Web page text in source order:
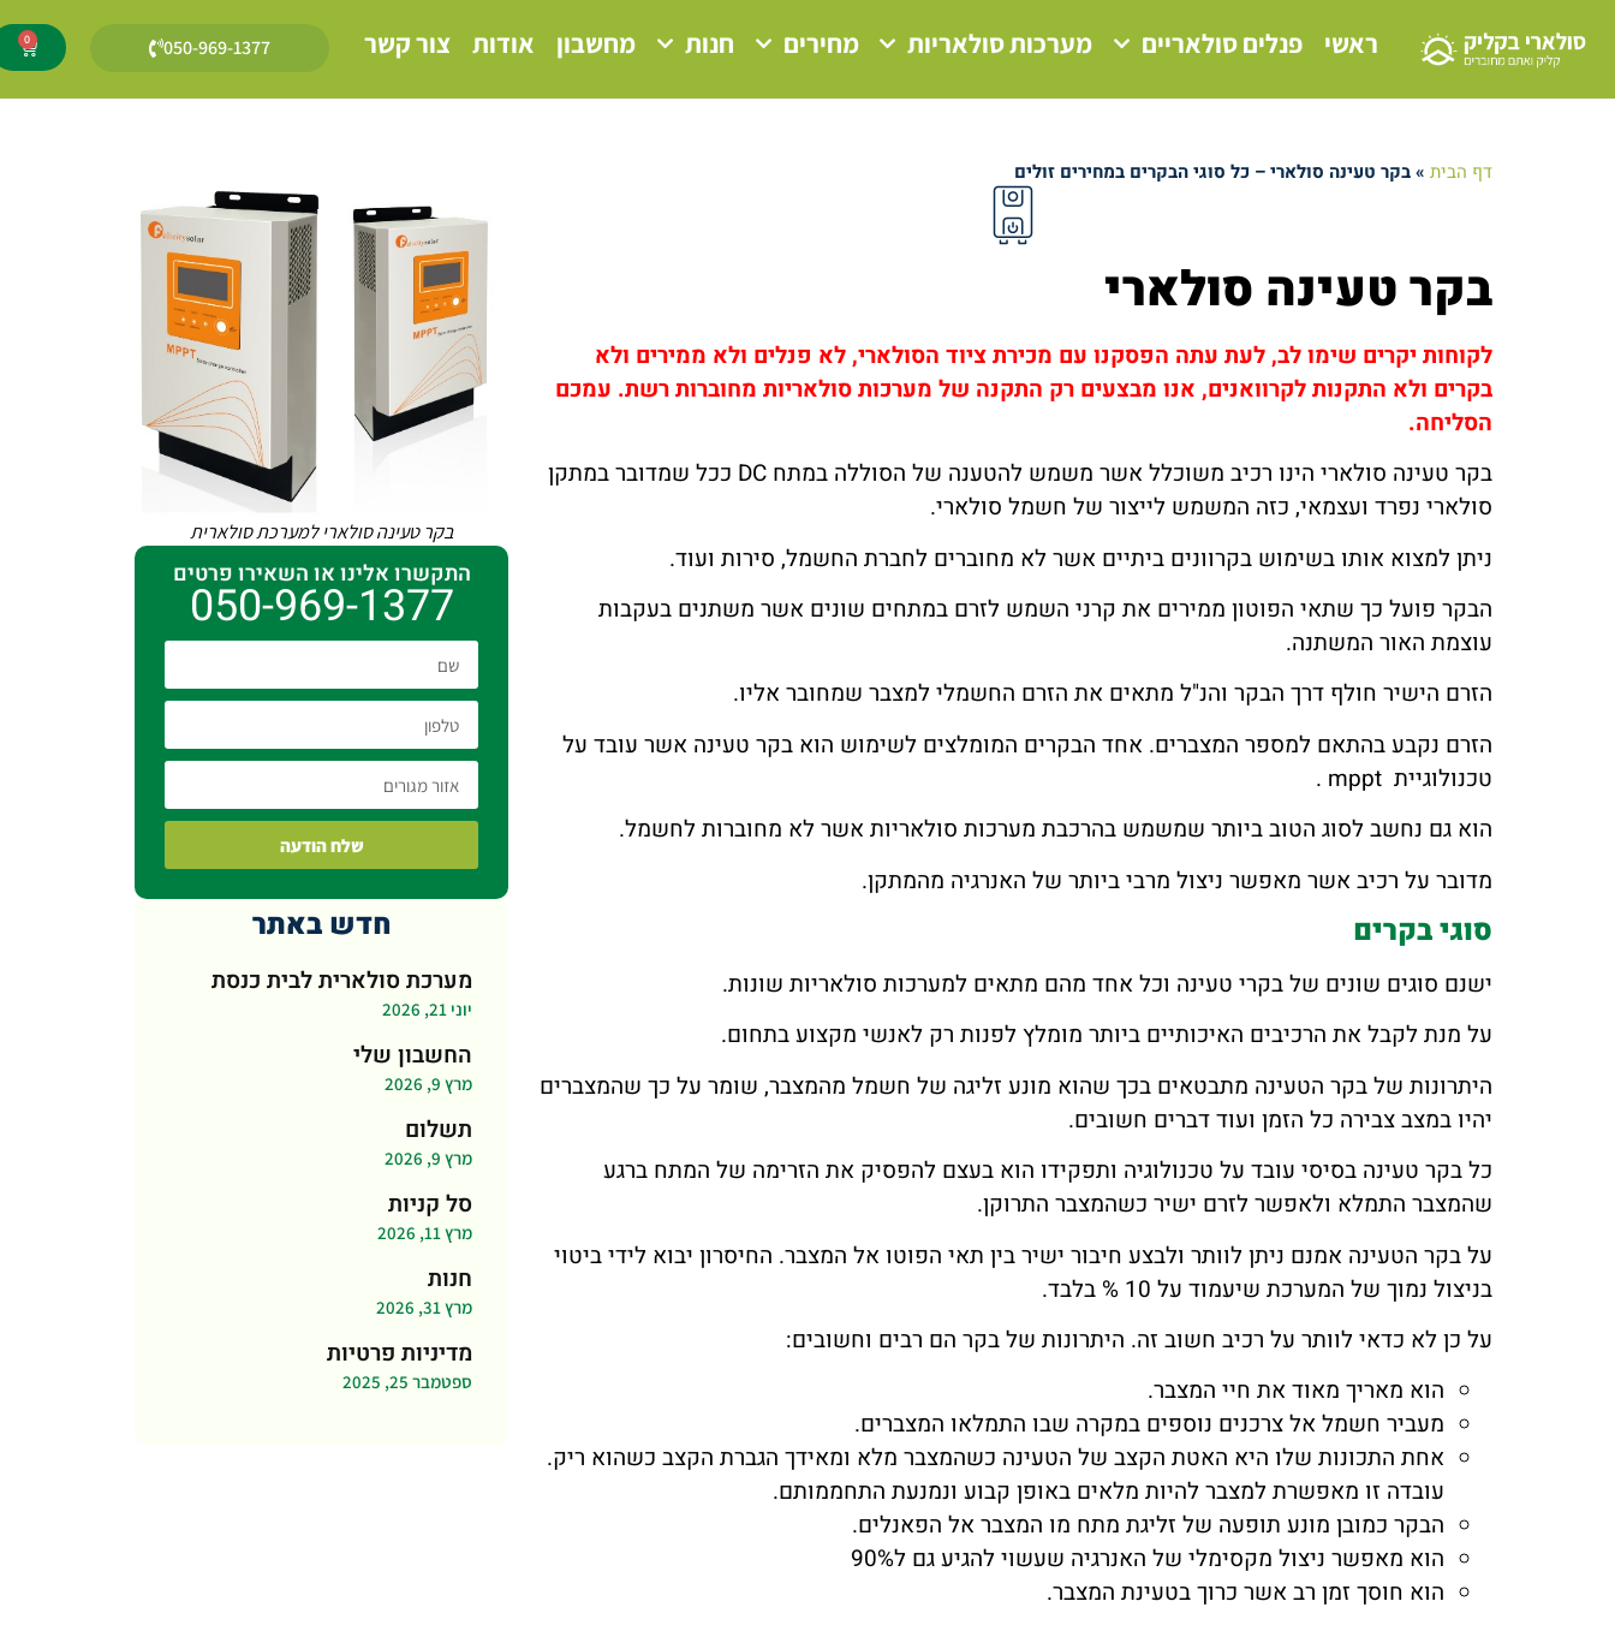
ראשי פנלים סולאריים מערכות סולאריות מחירים חנות מחשבון אודות צור קשר 050-969-1377
0
דף הבית »בקר טעינה סולארי – כל סוגי הבקרים במחירים זולים
בקר טעינה סולארי
לקוחות יקרים שימו לב, לעת עתה הפסקנו עם מכירת ציוד הסולארי, לא פנלים ולא ממירים ולא
בקרים ולא התקנות לקרוואנים, אנו מבצעים רק התקנה של מערכות סולאריות מחוברות רשת. עמכם
הסליחה.
בקר טעינה סולארי הינו רכיב משוכלל אשר משמש להטענה של הסוללה במתח DC ככל שמדובר במתקן
סולארי נפרד ועצמאי, כזה המשמש לייצור של חשמל סולארי.
ניתן למצוא אותו בשימוש בקרוונים ביתיים אשר לא מחוברים לחברת החשמל, סירות ועוד.
הבקר פועל כך שתאי הפוטון ממירים את קרני השמש לזרם במתחים שונים אשר משתנים בעקבות
עוצמת האור המשתנה.
הזרם הישיר חולף דרך הבקר והנ"ל מתאים את הזרם החשמלי למצבר שמחובר אליו.
הזרם נקבע בהתאם למספר המצברים. אחד הבקרים המומלצים לשימוש הוא בקר טעינה אשר עובד על
טכנולוגיית mppt .
הוא גם נחשב לסוג הטוב ביותר שמשמש בהרכבת מערכות סולאריות אשר לא מחוברות לחשמל.
מדובר על רכיב אשר מאפשר ניצול מרבי ביותר של האנרגיה מהמתקן.
סוגי בקרים
ישנם סוגים שונים של בקרי טעינה וכל אחד מהם מתאים למערכות סולאריות שונות.
על מנת לקבל את הרכיבים האיכותיים ביותר מומלץ לפנות רק לאנשי מקצוע בתחום.
היתרונות של בקר הטעינה מתבטאים בכך שהוא מונע זליגה של חשמל מהמצבר, שומר על כך שהמצברים
יהיו במצב צבירה כל הזמן ועוד דברים חשובים.
כל בקר טעינה בסיסי עובד על טכנולוגיה ותפקידו הוא בעצם להפסיק את הזרימה של המתח ברגע
שהמצבר התמלא ולאפשר לזרם ישיר כשהמצבר התרוקן.
על בקר הטעינה אמנם ניתן לוותר ולבצע חיבור ישיר בין תאי הפוטו אל המצבר. החיסרון יבוא לידי ביטוי
בניצול נמוך של המערכת שיעמוד על 10 % בלבד.
על כן לא כדאי לוותר על רכיב חשוב זה. היתרונות של בקר הם רבים וחשובים:
הוא מאריך מאוד את חיי המצבר.
מעביר חשמל אל צרכנים נוספים במקרה שבו התמלאו המצברים.
אחת התכונות שלו היא האטת הקצב של הטעינה כשהמצבר מלא ומאידך הגברת הקצב כשהוא ריק.
עובדה זו מאפשרת למצבר להיות מלאים באופן קבוע ונמנעת התחממותם.
הבקר כמובן מונע תופעה של זליגת מתח מו המצבר אל הפאנלים.
הוא מאפשר ניצול מקסימלי של האנרגיה שעשוי להגיע גם ל90%
הוא חוסך זמן רב אשר כרוך בטעינת המצבר.
בקר טעינה סולארי למערכת סולארית
התקשרו אלינו או השאירו פרטים
050-969-1377
שלח הודעה
חדש באתר
מערכת סולארית לבית כנסת
יוני 21, 2026
החשבון שלי
מרץ 9, 2026
תשלום
מרץ 9, 2026
סל קניות
מרץ 11, 2026
חנות
מרץ 31, 2026
מדיניות פרטיות
ספטמבר 25, 2025